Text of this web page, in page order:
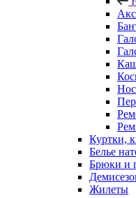
Куртки,
Белье
Брюки и
Жилеты